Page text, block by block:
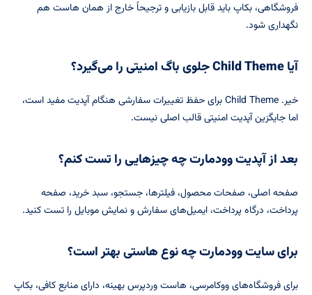
فروشگاهی، بکاپ باید قابل بازیابی و ترجیحاً خارج از همان هاست هم
نگهداری شود.
آیا Child Theme جلوی باگ امنیتی را می‌گیرد؟
خیر. Child Theme برای حفظ تغییرات سفارشی هنگام آپدیت مفید است،
اما جایگزین آپدیت امنیتی قالب اصلی نیست.
بعد از آپدیت وودمارت چه چیزهایی را تست کنم؟
صفحه اصلی، صفحات محصول، فیلترها، جستجو، سبد خرید، صفحه
پرداخت، درگاه پرداخت، ایمیل‌های سفارش و نمایش موبایل را تست کنید.
برای سایت وودمارت چه نوع هاستی بهتر است؟
برای فروشگاه‌های ووکامرسی، هاست وردپرس بهینه، دارای منابع کافی، بکاپ